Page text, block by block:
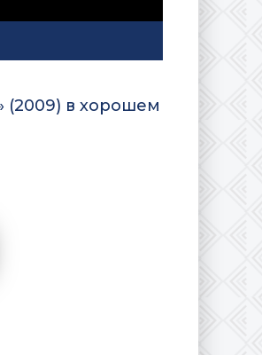
(2009) в хорошем